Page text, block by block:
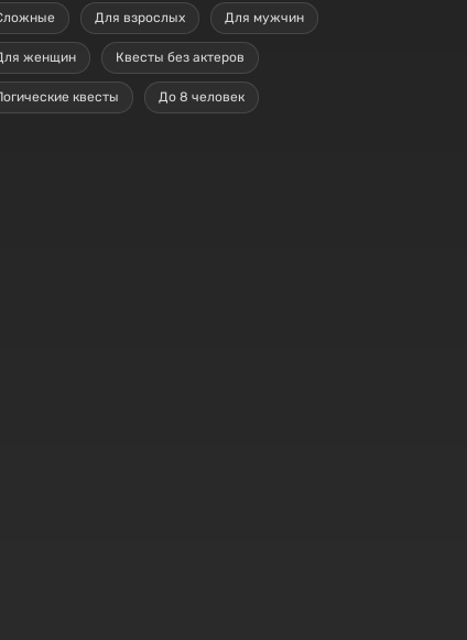
Для взрослых Для мужчин
женщин Квесты без актеров
квесты До 8 человек